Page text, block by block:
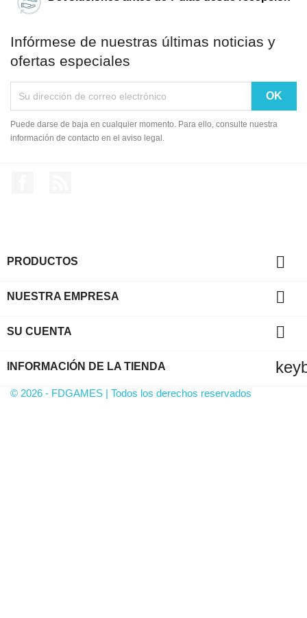
Infórmese de nuestras últimas noticias y
ofertas especiales
Puede darse de baja en cualquier momento. Para ello, consulte nuestra
información de contacto en el aviso legal.
PRODUCTOS 
NUESTRA EMPRESA 
SU CUENTA 
INFORMACIÓN DE LA TIENDA
© 2026 - FDGAMES | Todos los derechos reservados